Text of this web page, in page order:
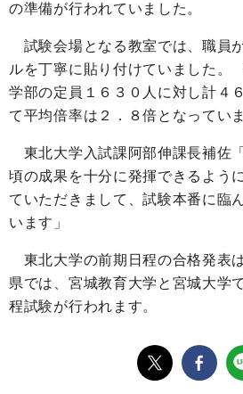
の準備が行われていました。
試験会場となる教室では、職員
ルを丁寧に貼り付けていました。
学部の定員１６３０人に対し計４
て平均倍率は２．８倍となっていま
東北大学入試課阿部伸課長補佐
頃の成果を十分に発揮できるよう
ていただきまして、試験本番に臨
います」
東北大学の前期日程の合格発表
県では、宮城教育大学と宮城大学
程試験が行われます。